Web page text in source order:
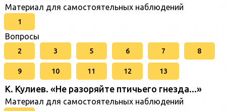
Материал для самостоятельных наблюдений
1
Вопросы
2 3 5 6 7 8
9 10 11 12 13
К. Кулиев. «Не разоряйте птичьего гнезда...»
Материал для самостоятельных наблюдений